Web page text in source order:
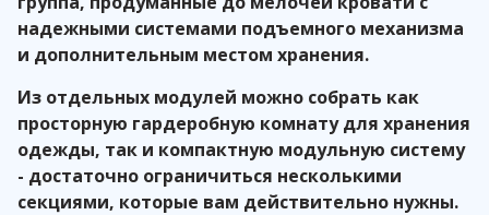
надежными системами подъемного механизма
и дополнительным местом хранения.
Из отдельных модулей можно собрать как
просторную гардеробную комнату для хранения
одежды, так и компактную модульную систему
- достаточно ограничиться несколькими
секциями, которые вам действительно нужны.